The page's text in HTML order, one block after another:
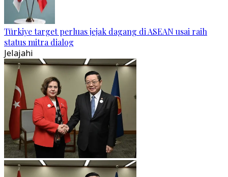
Türkiye target perluas jejak dagang di ASEAN usai raih
status mitra dialog
Jelajahi